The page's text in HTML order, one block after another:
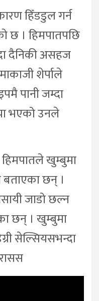
हिँडडुल गर्न
छ । हिमपातपछि
दैनिकी असहज
शेर्पाले
पानी जम्दा
भएको उनले
खुम्बुमा
छन् ।
जाडो छल्न
छन् । खुम्बुमा
सेल्सियसभन्दा